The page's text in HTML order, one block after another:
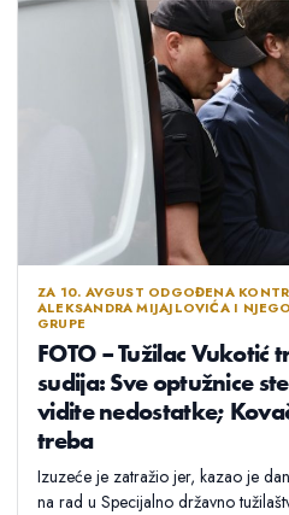
ZA 10. AVGUST ODGOĐENA
ALEKSANDRA MIJAJLOVIĆA I
GRUPE
FOTO – Tužilac Vukotić
sudija: Sve optužnice
vidite nedostatke;
treba
Izuzeće je zatražio jer, kazao je
na rad u Specijalno državno